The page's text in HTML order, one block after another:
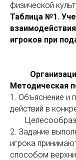
физической
Таблица №1.
взаимодействия
игроков при
Методическая
1. Объяснение и
действий в
2. Задание
игрока
способом